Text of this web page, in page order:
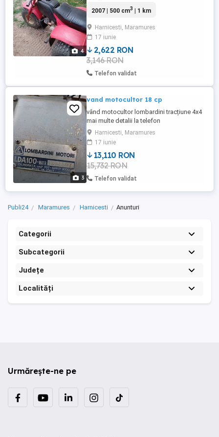
4
2007 | 500 cm3 | 1 km
Harnicesti, Maramures
17 iunie
2,622 RON
3,146 RON
Telefon validat
3
vand motocultor 18 cp
vând motocultor lombardini tracțiune 4x4
mai multe detalii la telefon
Harnicesti, Maramures
17 iunie
13,110 RON
15,732 RON
Telefon validat
Publi24 Maramures Harnicesti Anunturi
Categorii
Subcategorii
Județe
Localități
Urmărește-ne pe